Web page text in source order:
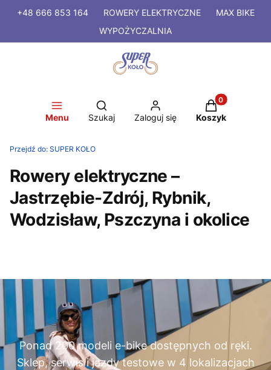
+48 666 853 164 ROWERYELEKTRYCZNE
MAX BIKE
WYPOŻYCZALNIA
Menu
Otwórz wyszukiwarkę
Szukaj Zaloguj się
Produkty w
Koszyk
Przejdź do: SUPER KOŁO
Rowery elektryczne –
Jastrzębie-Zdrój, Rybnik,
Wodzisław, Pszczyna i okolice
Ponad 200 modeli e-bike dostępnych od ręki.
Sklep, serwis i jazdy testowe w 4 lokalizacjach